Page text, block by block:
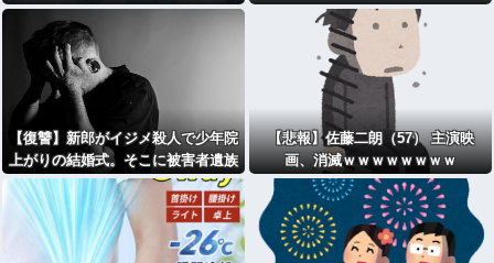
権国家でも止められないのかよ
【復讐】新郎がイジメ殺人で少年院
上がりの結婚式。そこに被害者遺族
が凸りとんでもない事をして新婦号
泣、ゾッとする地獄絵図に・・・
【悲報】佐藤二朗（57） 主演映
画、消滅ｗｗｗｗｗｗｗｗ